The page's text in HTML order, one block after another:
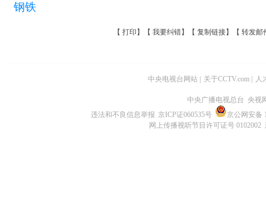
钢铁
【 打印 】【 我要纠错】【 复制链接】【 转发邮
中央电视台网站 关于CCTV.com 人
中央广播电视总台 央视
违法和不良信息举报 京ICP证060535号
京公网安备
网上传播视听节目许可证号 0102002